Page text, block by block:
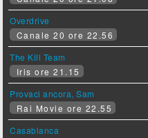
Overdrive
Canale 20 ore 22.56
The Kill Team
Iris ore 21.15
Provaci ancora, Sam
Rai Movie ore 22.55
Casablanca